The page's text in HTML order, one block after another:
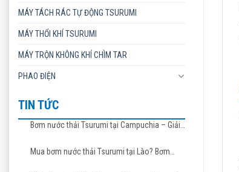
MÁY TÁCH RÁC TỰ ĐỘNG TSURUMI
MÁY THỔI KHÍ TSURUMI
MÁY TRỘN KHÔNG KHÍ CHÌM TAR
PHAO ĐIỆN
TIN TỨC
Bơm nước thải Tsurumi tại Campuchia – Giải
nghiệp
Mua bơm nước thải Tsurumi tại Lào? Bơm